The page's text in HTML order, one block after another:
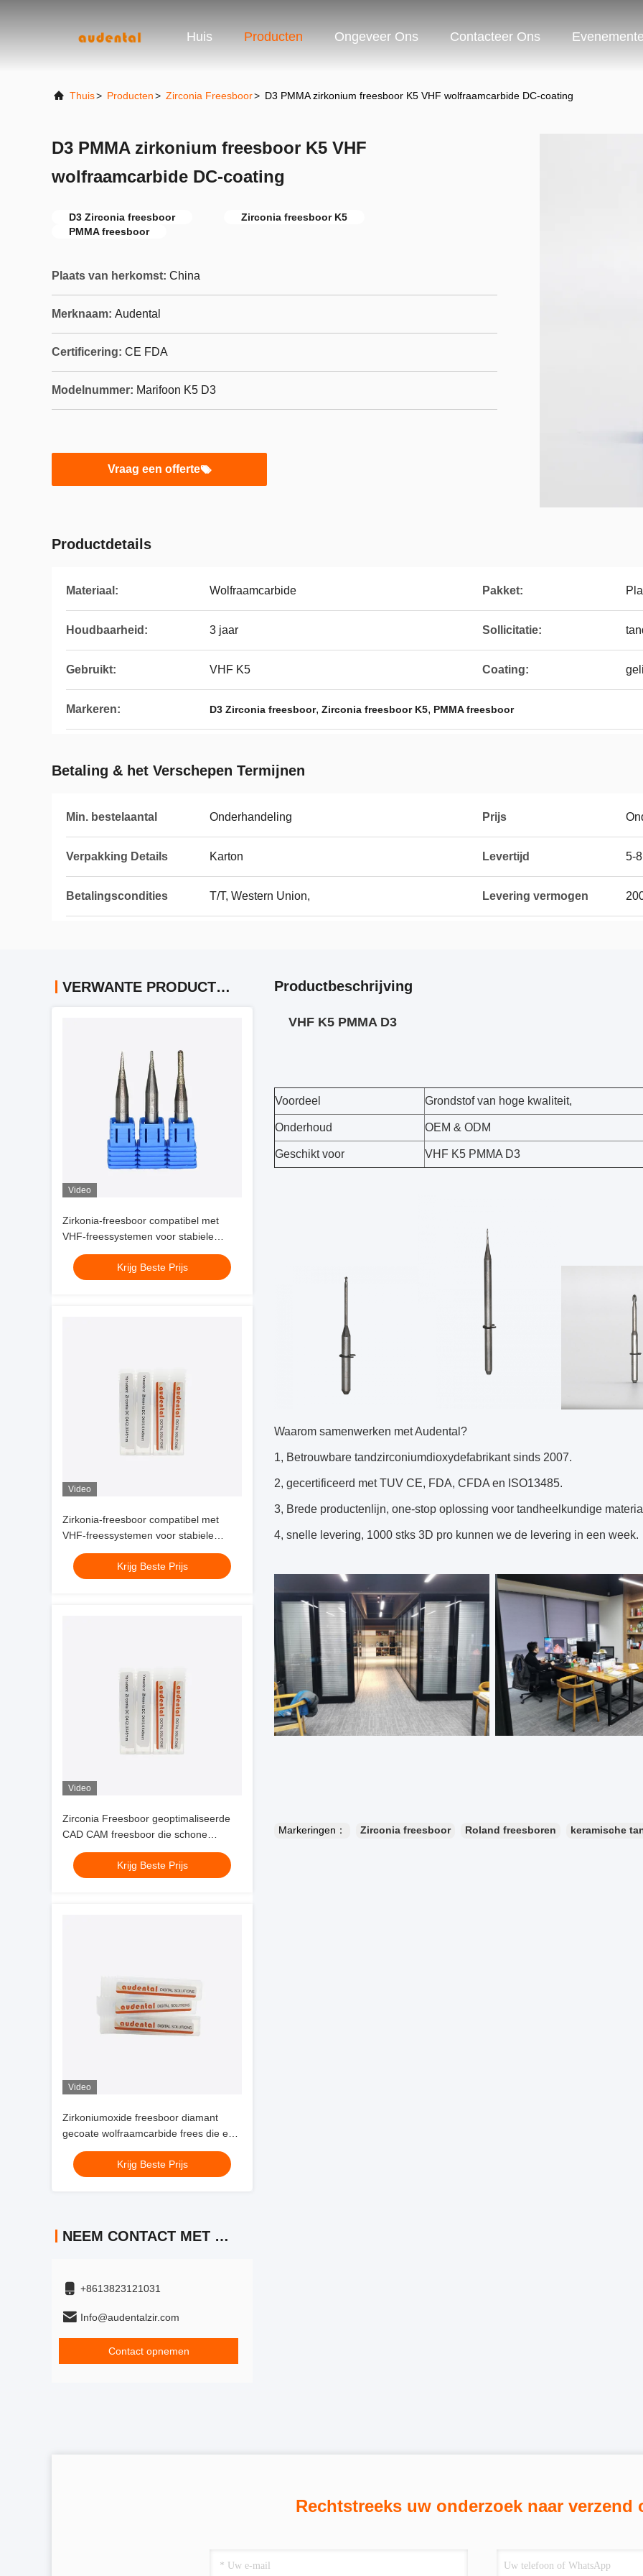
Huis Producten Ongeveer Ons Contacteer Ons
Thuis> Producten> Zirconia Freesboor> D3 PMMA zirkonium freesboor K5 VHF wolfraamcarbide DC-coating
D3 PMMA zirkonium freesboor K5 VHF
wolfraamcarbide DC-coating
D3 Zirconia freesboor
Zirconia freesboor K5
PMMA freesboor
Plaats van herkomst: China
Merknaam: Audental
Certificering: CE FDA
Modelnummer: Marifoon K5 D3
Vraag een offerte
Productdetails
Materiaal: Wolfraamcarbide Pakket:
Houdbaarheid: 3 jaar Sollicitatie:
Gebruikt: VHF K5 Coating:
Markeren: D3 Zirconia freesboor, Zirconia freesboor K5, PMMA freesboor
Betaling & het Verschepen Termijnen
Min. bestelaantal Onderhandeling Prijs
Verpakking Details Karton Levertijd 5-
Betalingscondities T/T, Western Union, Levering vermogen
VERWANTE PRODUCTEN
Video
Zirkonia-freesboor compatibel met
VHF-freessystemen voor stabiele
prestaties en frezen van
zirkoniumglaskeramiek
Krijg Beste Prijs
Video
Zirkonia-freesboor compatibel met
VHF-freessystemen voor stabiele
prestaties en frezen van
zirkoniumglaskeramiek
Krijg Beste Prijs
Video
Zirconia Freesboor geoptimaliseerde
CAD CAM freesboor die schone
randen levert en frezen van
zirkoniumglas keramiek en was
Krijg Beste Prijs
Video
Zirkoniumoxide freesboor diamant
gecoate wolfraamcarbide frees die een
langere levensduur en
oppervlakteafwerking levert voor
tandtechnische laboratoria
Krijg Beste Prijs
NEEM CONTACT MET ONS OP
+8613823121031
Info@audentalzir.com
Contact opnemen
Productbeschrijving
VHF K5 PMMA D3
Voordeel Grondstof van hoge kwaliteit,
Onderhoud OEM & ODM
Geschikt voor VHF K5 PMMA D3
Waarom samenwerken met Audental?
1, Betrouwbare tandzirconiumdioxydefabrikant sinds 2007.
2, gecertificeerd met TUV CE, FDA, CFDA en ISO13485.
3, Brede productenlijn, one-stop oplossing voor tandheelkundige
4, snelle levering, 1000 stks 3D pro kunnen we de levering in een week.
Markeringen： Zirconia freesboor Roland freesboren keramische
Rechtstreeks uw onderzoek naar verzend